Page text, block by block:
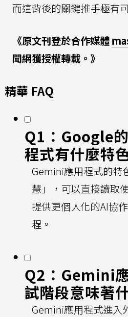
而這背後的關鍵推手極有
《原文刊登於合作媒體
聞網獲授權轉載。》
精華 FAQ
Q1：Google
程式有什麼特
Gemini應用程式的特
慧」，可以直接讀取
提供更個人化的AI協
程。
Q2：Gemini
試階段意味著
Gemini應用程式進入